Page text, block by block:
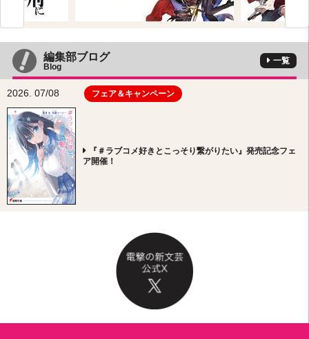
編集部ブログ
Blog
一覧
2026. 07/08 フェア＆キャンペーン
『＃ラブコメ好きとこっそり繋がりたい』発売記念フェ
ア開催！